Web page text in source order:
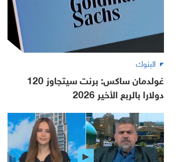
البنوك
غولدمان ساكس: برنت سيتجاوز 120
دولارا بالربع الأخير 2026